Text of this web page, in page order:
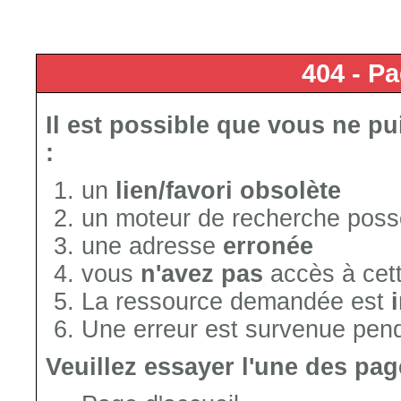
404 -
Il est possible que vous ne
:
un
lien/favori obsolète
un moteur de recherche
une adresse erronée
vous n'avez pas accès à
La ressource demandée est
Une erreur est survenue
Veuillez essayer l'une des